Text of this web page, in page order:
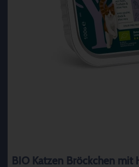
BIO Katzen Bröckchen mit